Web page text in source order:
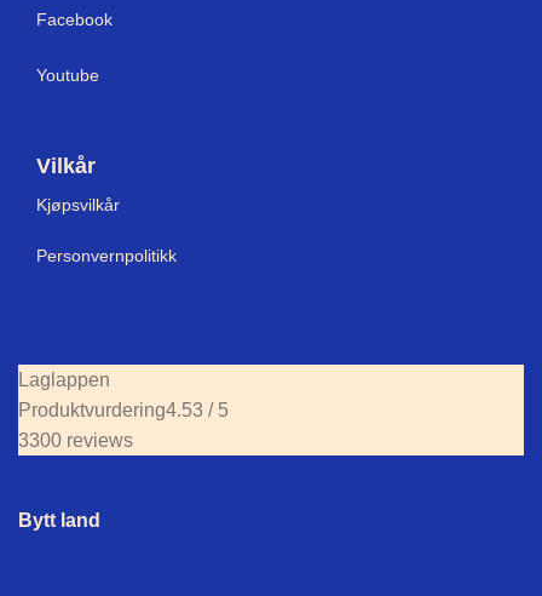
Facebook
Youtube
Vilkår
Kjøpsvilkår
Personvernpolitikk
Laglappen
Produktvurdering4.53 / 5
3300 reviews
Bytt land